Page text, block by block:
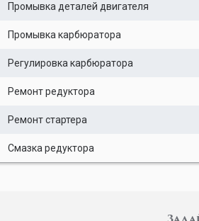
Промывка деталей двигателя
Промывка карбюратора
Регулировка карбюратора
Ремонт редуктора
Ремонт стартера
Смазка редуктора